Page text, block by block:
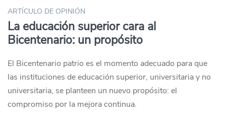
ARTÍCULO DE OPINIÓN
La educación superior cara al
Bicentenario: un propósito
El Bicentenario patrio es el momento adecuado para que
las instituciones de educación superior, universitaria y no
universitaria, se planteen un nuevo propósito: el
compromiso por la mejora continua.